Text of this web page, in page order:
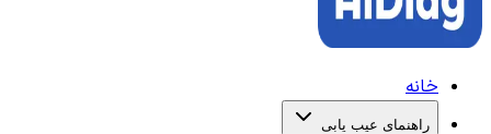
خانه
راهنمای عیب یابی